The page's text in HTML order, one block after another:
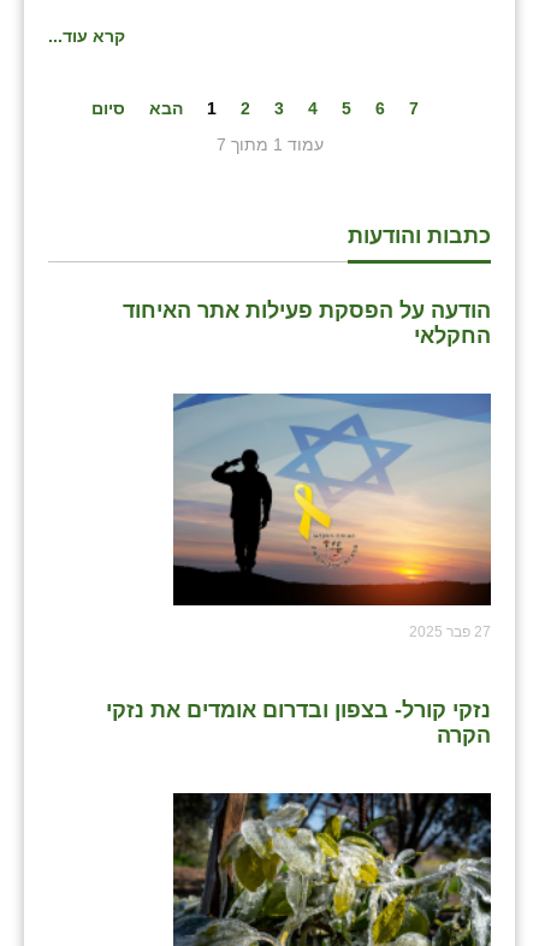
קרא עוד...
1 2 3 4 5 6 7 הבא
סיום
עמוד 1 מתוך 7
כתבות והודעות
הודעה על הפסקת פעילות אתר האיחוד
החקלאי
27 פבר 2025
נזקי קורל- בצפון ובדרום אומדים את נזקי
הקרה